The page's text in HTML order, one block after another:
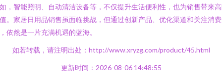
，智能照明、自动清洁设备等，不仅提升生活便利性，也为销售带来
。家居日用品销售虽面临挑战，但通过创新产品、优化渠道和关注消
依然是一片充满机遇的蓝海。
如若转载，请注明出处：http://www.xryzg.com/product/45.html
更新时间：2026-08-06 14:48:55